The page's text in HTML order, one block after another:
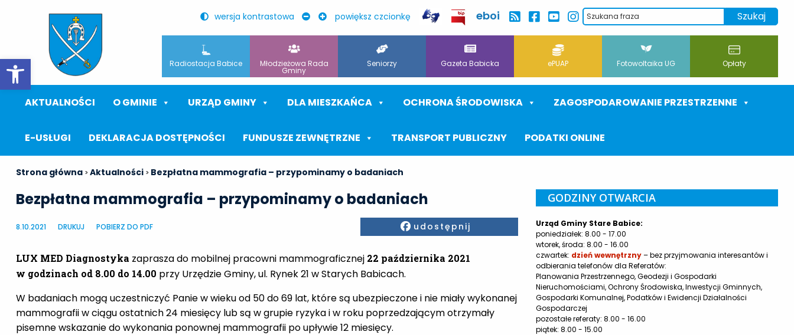
Otwórz pasek narzędzi
wersja kontrastowa powiększ czcionkę eboi
Radiostacja Babice Młodzieżowa Rada
Gminy
Seniorzy Gazeta Babicka ePUAP Fotowoltaika UG Opłaty
AKTUALNOŚCI O GMINIE URZĄD GMINY DLA MIESZKAŃCA OCHRONA ŚRODOWISKA ZAGOSPODAROWANIE PRZESTRZENNE
E-USŁUGI DEKLARACJA DOSTĘPNOŚCI FUNDUSZE ZEWNĘTRZNE TRANSPORT PUBLICZNY PODATKI ONLINE
Strona główna >Aktualności > Bezpłatna mammografia – przypominamy o badaniach
Bezpłatna mammografia – przypominamy o badaniach
8.10.2021 DRUKUJ POBIERZ DO PDF Facebook
udostępnij
LUX MED Diagnostyka zaprasza do mobilnej pracowni mammograficznej 22 października 2021
w godzinach od 8.00 do 14.00 przy Urzędzie Gminy, ul. Rynek 21 w Starych Babicach.
W badaniach mogą uczestniczyć Panie w wieku od 50 do 69 lat, które są ubezpieczone i nie miały wykonanej
mammografii w ciągu ostatnich 24 miesięcy lub są w grupie ryzyka i w roku poprzedzającym otrzymały
pisemne wskazanie do wykonania ponownej mammografii po upływie 12 miesięcy.
GODZINY OTWARCIA
Urząd Gminy Stare Babice:
poniedziałek: 8.00 - 17.00
wtorek, środa: 8.00 - 16.00
czwartek: dzień wewnętrzny– bez przyjmowania interesantów i
odbierania telefonów dla Referatów:
Planowania Przestrzennego, Geodezji i Gospodarki
Nieruchomościami, Ochrony Środowiska, Inwestycji Gminnych,
Gospodarki Komunalnej, Podatków i Ewidencji Działalności
Gospodarczej
pozostałe referaty: 8.00 - 16.00
piątek: 8.00 - 15.00